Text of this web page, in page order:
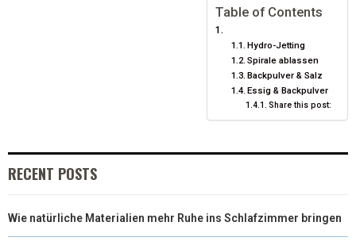
I
Table of Contents
Hydro-Jetting
Spirale ablassen
Backpulver & Salz
Essig & Backpulver
Share this post:
RECENT POSTS
Wie natürliche Materialien mehr Ruhe ins Schlafzimmer bringen